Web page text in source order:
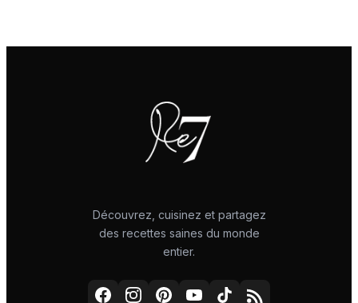
Découvrez, cuisinez et partagez
des recettes saines du monde
entier.